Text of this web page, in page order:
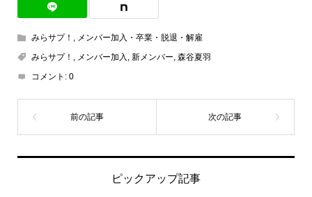
みらサプ！ , メンバー加入・卒業・脱退・解雇
みらサプ！ , メンバー加入 , 新メンバー, 森谷夏羽
コメント: 0
ピックアップ記事